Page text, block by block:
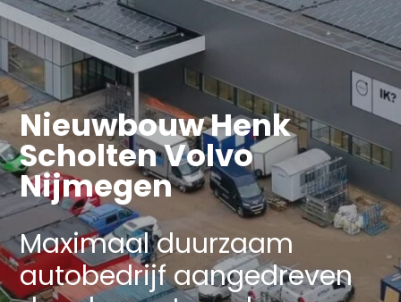
Nieuwbouw Henk
Scholten Volvo
Nijmegen
Maximaal duurzaam
autobedrijf aangedreven